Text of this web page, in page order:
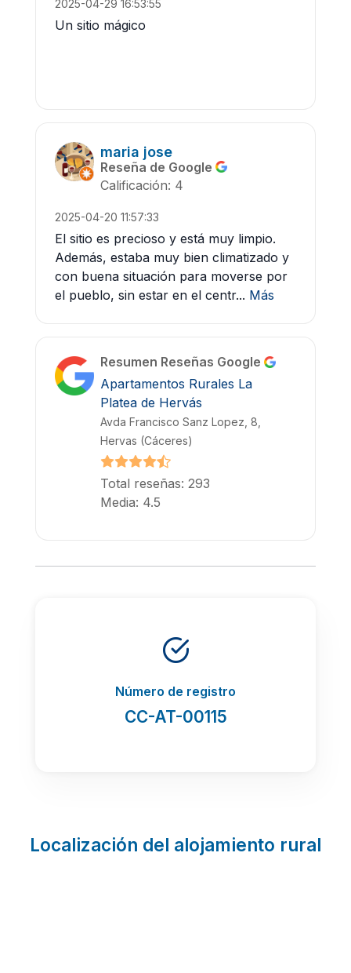
2025-04-29 16:53:55
Un sitio mágico
maria jose
Reseña de Google
Calificación: 4
2025-04-20 11:57:33
El sitio es precioso y está muy limpio.
Además, estaba muy bien climatizado y
con buena situación para moverse por
el pueblo, sin estar en el centr... Más
Resumen Reseñas Google
Apartamentos Rurales La
Platea de Hervás
Avda Francisco Sanz Lopez, 8,
Hervas (Cáceres)
Total reseñas: 293
Media: 4.5
Número de registro
CC-AT-00115
Localización del alojamiento rural